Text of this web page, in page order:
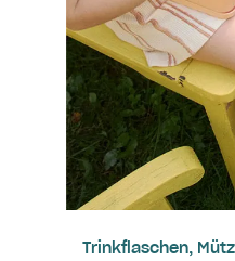
Trinkflaschen,